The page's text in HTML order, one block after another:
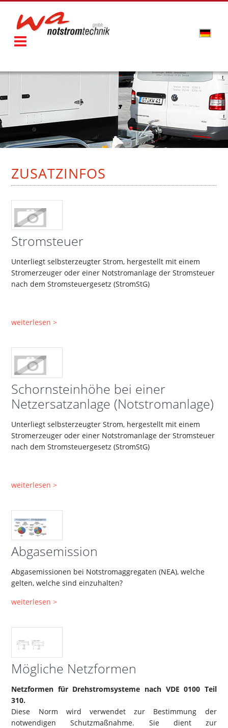
ZUSATZINFOS
Stromsteuer
Unterliegt selbsterzeugter Strom, hergestellt mit einem
Stromerzeuger oder einer Notstromanlage der Stromsteuer
nach dem Stromsteuergesetz (StromStG)
weiterlesen >
Schornsteinhöhe bei einer
Netzersatzanlage (Notstromanlage)
Unterliegt selbsterzeugter Strom, hergestellt mit einem
Stromerzeuger oder einer Notstromanlage der Stromsteuer
nach dem Stromsteuergesetz (StromStG)
weiterlesen >
Abgasemission
Abgasemissionen bei Notstromaggregaten (NEA), welche
gelten, welche sind einzuhalten?
weiterlesen >
Mögliche Netzformen
Netzformen für Drehstromsysteme nach VDE 0100 Teil
310.
Diese Norm wird verwendet zur Bestimmung der
notwendigen Schutzmaßnahme. Sie dient zur